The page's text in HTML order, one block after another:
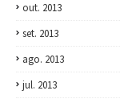
out. 2013
set. 2013
ago. 2013
jul. 2013